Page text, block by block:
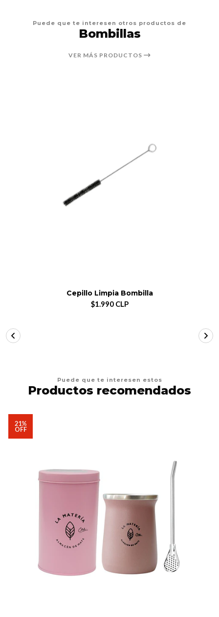
Puede que te interesen otros productos de
Bombillas
VER MÁS PRODUCTOS
Cepillo Limpia Bombilla
$1.990 CLP
Puede que te interesen estos
Productos recomendados
21%
OFF